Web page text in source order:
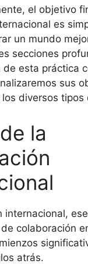
el objetivo
es
un mundo
secciones
de esta práctica
sus
diversos tipos
la
internacional,
colaboración
atrás.